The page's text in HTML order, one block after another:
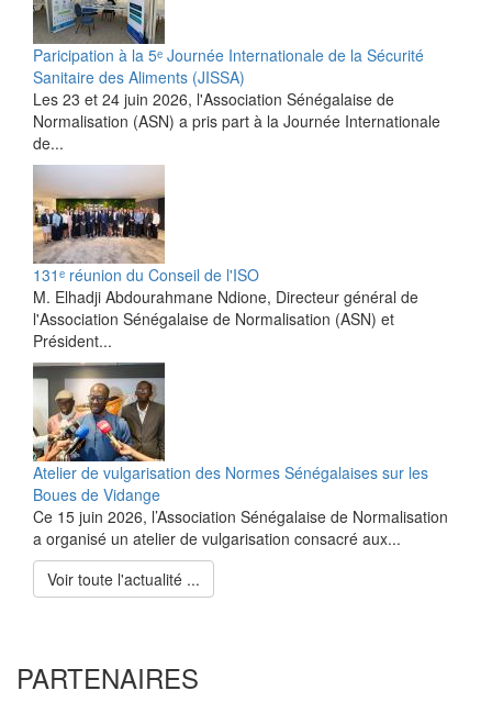
Paricipation à la 5ᵉ Journée Internationale de la Sécurité
Sanitaire des Aliments (JISSA)
‎Les 23 et 24 juin 2026, l'Association Sénégalaise de
Normalisation (ASN) a pris part à la Journée Internationale
de...
131ᵉ réunion du Conseil de l'ISO
M. Elhadji Abdourahmane Ndione, Directeur général de
l'Association Sénégalaise de Normalisation (ASN) et
Président...
Atelier de vulgarisation des Normes Sénégalaises sur les
Boues de Vidange
Ce 15 juin 2026, l’Association Sénégalaise de Normalisation
a organisé un atelier de vulgarisation consacré aux...
Voir toute l'actualité ...
PARTENAIRES